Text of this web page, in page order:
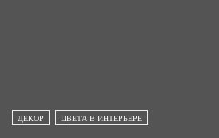
ДЕКОР ЦВЕТА В ИНТЕРЬЕРЕ